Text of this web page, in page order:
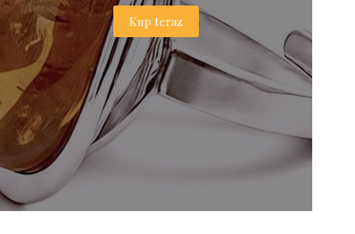
Kup teraz